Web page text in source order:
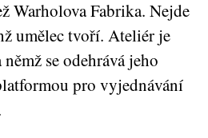
Warholova Fabrika. Nejde
umělec tvoří. Ateliér je
se odehrává jeho
pro vyjednávání